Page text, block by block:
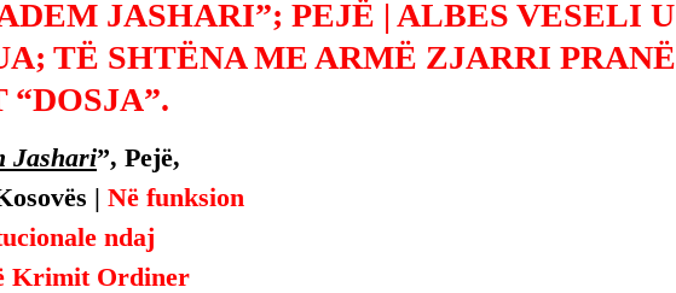
JASHARI”; PEJË | ALBES VESELI U
TË SHTËNA ME ARMË ZJARRI PRANË
Jashari”, Pejë,
| Në funksion
ndaj
Krimit Ordiner